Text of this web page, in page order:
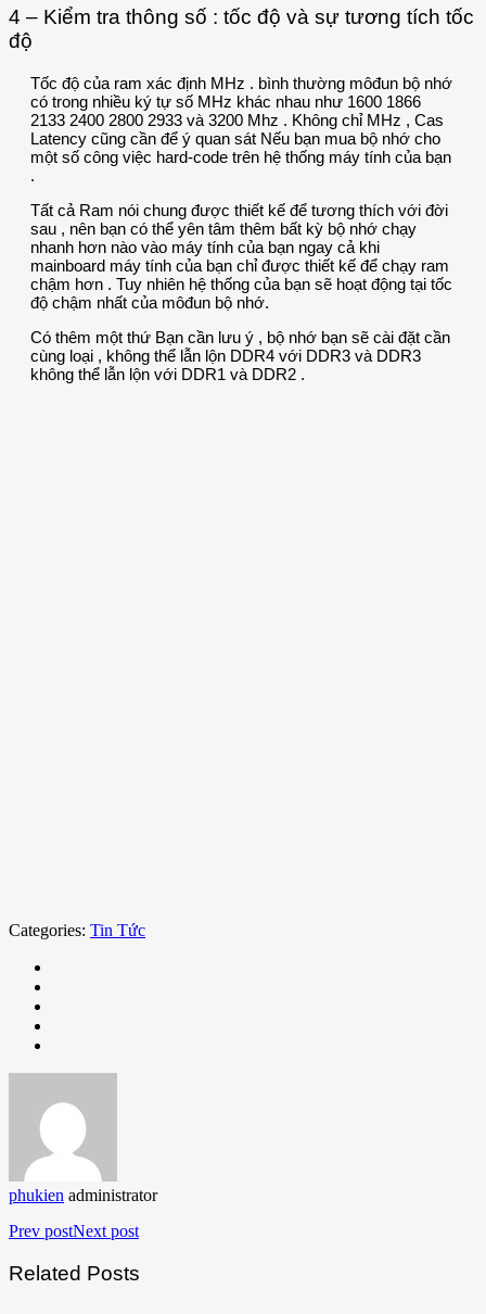
4 – Kiểm tra thông số : tốc độ và sự tương tích tốc
độ
Tốc độ của ram xác định MHz . bình thường môđun bộ nhớ
có trong nhiều ký tự số MHz khác nhau như 1600 1866
2133 2400 2800 2933 và 3200 Mhz . Không chỉ MHz , Cas
Latency cũng cần để ý quan sát Nếu bạn mua bộ nhớ cho
một số công việc hard-code trên hệ thống máy tính của bạn
.
Tất cả Ram nói chung được thiết kế để tương thích với đời
sau , nên bạn có thể yên tâm thêm bất kỳ bộ nhớ chạy
nhanh hơn nào vào máy tính của bạn ngay cả khi
mainboard máy tính của bạn chỉ được thiết kế để chạy ram
chậm hơn . Tuy nhiên hệ thống của bạn sẽ hoạt động tại tốc
độ chậm nhất của môđun bộ nhớ.
Có thêm một thứ Bạn cần lưu ý , bộ nhớ bạn sẽ cài đặt cần
cùng loại , không thể lẫn lộn DDR4 với DDR3 và DDR3
không thể lẫn lộn với DDR1 và DDR2 .
Categories: Tin Tức
phukien administrator
Prev postNext post
Related Posts